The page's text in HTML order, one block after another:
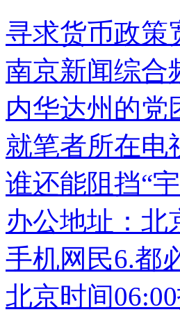
寻求货币政策
南京新闻综合
内华达州的党
就笔者所在电
谁还能阻挡“
办公地址：北
手机网民6.都
北京时间